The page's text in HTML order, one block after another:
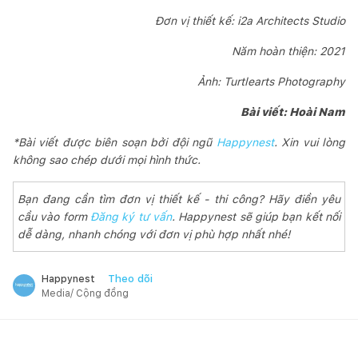
Đơn vị thiết kế: i2a Architects Studio
Năm hoàn thiện: 2021
Ảnh: Turtlearts Photography
Bài viết: Hoài Nam
*Bài viết được biên soạn bởi đội ngũ Happynest. Xin vui lòng
không sao chép dưới mọi hình thức.
Bạn đang cần tìm đơn vị thiết kế - thi công? Hãy điền yêu
cầu vào form Đăng ký tư vấn. Happynest sẽ giúp bạn kết nối
dễ dàng, nhanh chóng với đơn vị phù hợp nhất nhé!
Happynest Theo dõi
Media/ Cộng đồng